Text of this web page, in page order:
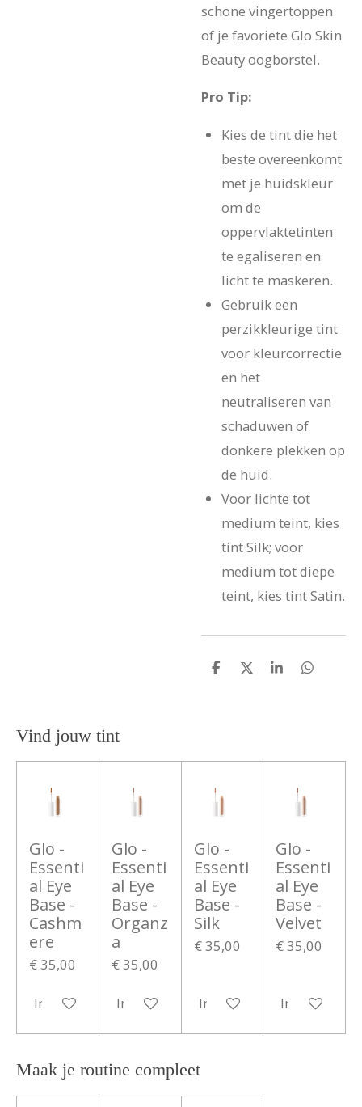
schone vingertoppen
of je favoriete Glo Skin
Beauty oogborstel.
Pro Tip:
Kies de tint die het
beste overeenkomt
met je huidskleur
om de
oppervlaktetinten
te egaliseren en
licht te maskeren.
Gebruik een
perzikkleurige tint
voor kleurcorrectie
en het
neutraliseren van
schaduwen of
donkere plekken op
de huid.
Voor lichte tot
medium teint, kies
tint Silk; voor
medium tot diepe
teint, kies tint Satin.
D
D
S
D
Vind jouw tint
Glo -
Essenti
al Eye
Base -
Cashm
ere
€ 35,00
In winkelwagen
Glo -
Essenti
al Eye
Base -
Organz
a
€ 35,00
In winkelwagen
Glo -
Essenti
al Eye
Base -
Silk
€ 35,00
In winkelwagen
Glo -
Essenti
al Eye
Base -
Velvet
€ 35,00
In
Maak je routine compleet